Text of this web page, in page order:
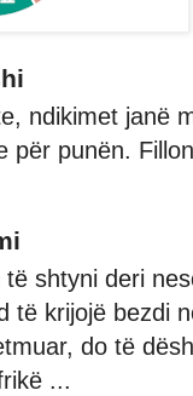
ndikimet janë
për punën.
shtyni deri
të krijojë bezdi
do të
...